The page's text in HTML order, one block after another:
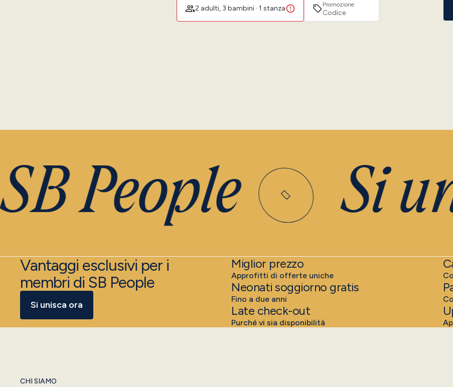
2 adulti, 3 bambini · 1 stanza Promozione
People Si
Vantaggi esclusivi per i
membri di SB People
Si unisca ora
Miglior prezzo
Approfitti di offerte uniche
Neonati soggiorno gratis
Fino a due anni
Late check-out
Purché vi sia disponibilità
CHI SIAMO